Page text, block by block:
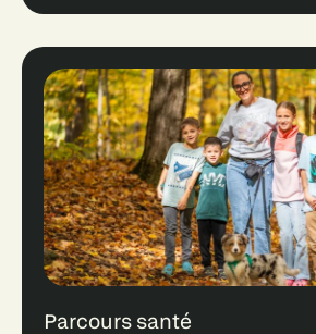
Parcours santé